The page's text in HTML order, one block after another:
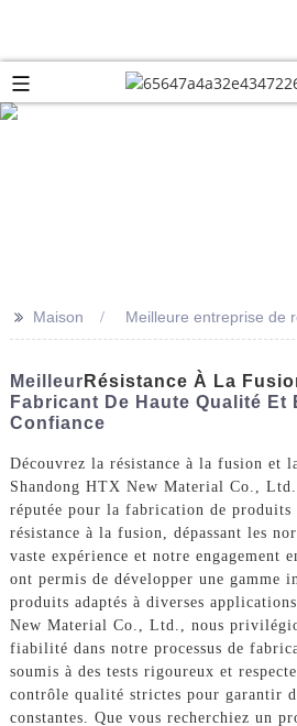
>> Maison Meilleure entreprise de
Meilleur Résistance À La
Fabricant De Haute Qualité Et
Confiance
Découvrez la résistance à la fusion et
Shandong HTX New Material Co.,
réputée pour la fabrication de produits
résistance à la fusion, dépassant les
vaste expérience et notre engagement
ont permis de développer une gamme
produits adaptés à diverses
New Material Co., Ltd., nous
fiabilité dans notre processus de
soumis à des tests rigoureux et
contrôle qualité strictes pour garantir
constantes. Que vous recherchiez un